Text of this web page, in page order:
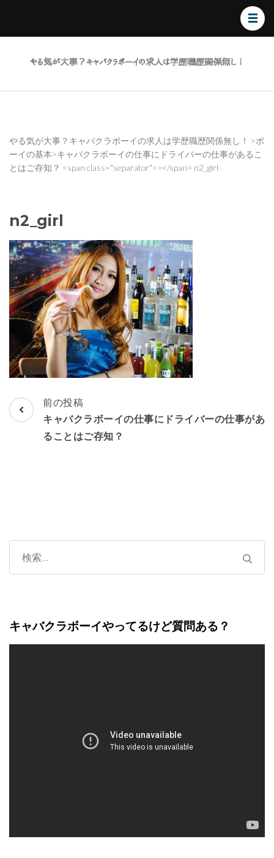
大
バク
ラボ
やる気が大事？キャバクラボーイの求人は学歴職歴関係無し！ >ボ
ーイの基本>キャバクラボーイの仕事にドライバーの仕事があるこ
とはご存知？ <span class="separator">></span> n2_girl
n2_girl
投
稿
ン
前の投稿
キャバクラボーイの仕事にドライバーの仕事があ
ることはご存知？
検
索:
キャバクラボーイやってるけど質問ある？